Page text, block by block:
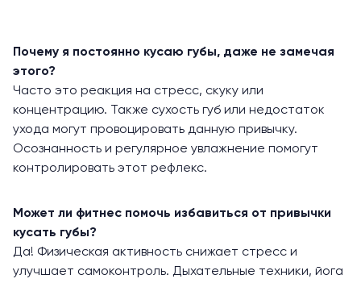
Почему я постоянно кусаю губы, даже не замечая
этого?
Часто это реакция на стресс, скуку или
концентрацию. Также сухость губ или недостаток
ухода могут провоцировать данную привычку.
Осознанность и регулярное увлажнение помогут
контролировать этот рефлекс.
Может ли фитнес помочь избавиться от привычки
кусать губы?
Да! Физическая активность снижает стресс и
улучшает самоконтроль. Дыхательные техники, йога